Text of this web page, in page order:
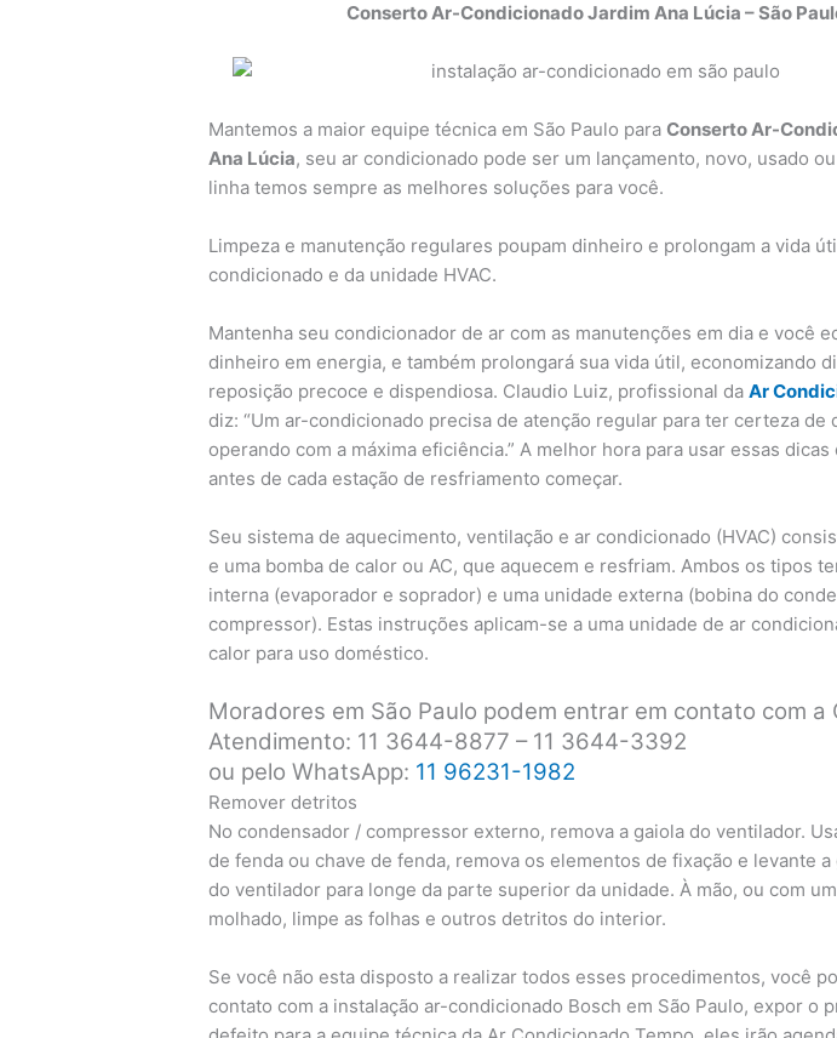
Conserto Ar-Condicionado Jardim Ana Lúcia – São
Mantemos a maior equipe técnica em São Paulo paraConserto Ar-
Ana Lúcia, seu ar condicionado pode ser um lançamento, novo, usado
linha temos sempre as melhores soluções para você.
Limpeza e manutenção regulares poupam dinheiro e prolongam a vida
condicionado e da unidade HVAC.
Mantenha seu condicionador de ar com as manutenções em dia e você
dinheiro em energia, e também prolongará sua vida útil, economizando
reposição precoce e dispendiosa. Claudio Luiz, profissional daAr
diz: “Um ar-condicionado precisa de atenção regular para ter certeza de
operando com a máxima eficiência.” A melhor hora para usar essas dicas
antes de cada estação de resfriamento começar.
Seu sistema de aquecimento, ventilação e ar condicionado (HVAC)
e uma bomba de calor ou AC, que aquecem e resfriam. Ambos os tipos
interna (evaporador e soprador) e uma unidade externa (bobina do
compressor). Estas instruções aplicam-se a uma unidade de ar
calor para uso doméstico.
Moradores em São Paulo podem entrar em contato com a
Atendimento: 11 3644-8877 – 11 3644-3392
ou pelo WhatsApp: 11 96231-1982
Remover detritos
No condensador / compressor externo, remova a gaiola do ventilador.
de fenda ou chave de fenda, remova os elementos de fixação e levante a
do ventilador para longe da parte superior da unidade. À mão, ou com
molhado, limpe as folhas e outros detritos do interior.
Se você não esta disposto a realizar todos esses procedimentos, você
contato com a instalação ar-condicionado Bosch em São Paulo, expor o